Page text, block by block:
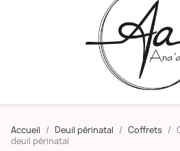
Accueil Deuil périnatal Coffrets
deuil périnatal